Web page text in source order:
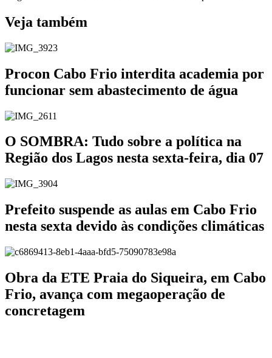
Veja também
Procon Cabo Frio interdita academia por
funcionar sem abastecimento de água
O SOMBRA: Tudo sobre a política na
Região dos Lagos nesta sexta-feira, dia 07
Prefeito suspende as aulas em Cabo Frio
nesta sexta devido às condições climáticas
Obra da ETE Praia do Siqueira, em Cabo
Frio, avança com megaoperação de
concretagem